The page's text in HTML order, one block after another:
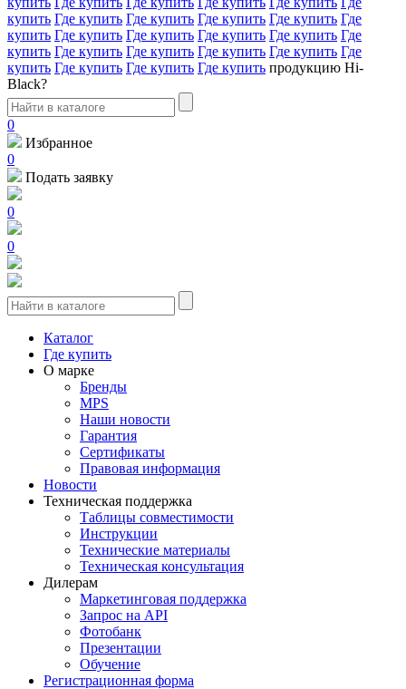
купить Где купить Где купить Где купить Где купить Где
купить Где купить Где купить Где купить Где купить Где
купить Где купить Где купить Где купить Где купить Где
купить Где купить Где купить Где купить продукцию Hi-
Black?
0
Избранное
0
Подать заявку
0
0
Каталог
Где купить
О марке
Бренды
MPS
Наши новости
Гарантия
Сертификаты
Правовая информация
Новости
Техническая поддержка
Таблицы совместимости
Инструкции
Технические материалы
Техническая консультация
Дилерам
Маркетинговая поддержка
Запрос на API
Фотобанк
Презентации
Обучение
Регистрационная форма